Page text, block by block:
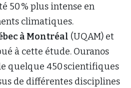
50 % plus intense en
climatiques.
à Montréal (UQAM) et
à cette étude. Ouranos
quelque 450 scientifiques
de différentes disciplines